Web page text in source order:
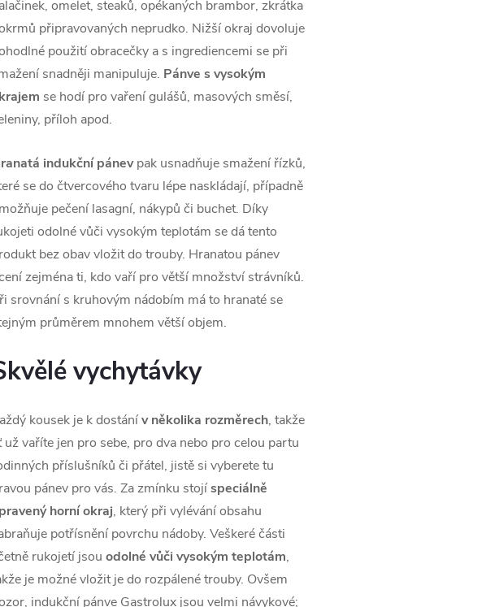
omelet, steaků, opékaných brambor, zkrátka
připravovaných neprudko. Nižší okraj dovoluje
použití obracečky a s ingrediencemi se při
snadněji manipuluje. Pánve s vysokým
se hodí pro vaření gulášů, masových směsí,
příloh apod.
indukční pánev pak usnadňuje smažení řízků,
se do čtvercového tvaru lépe naskládají, případně
pečení lasagní, nákypů či buchet. Díky
odolné vůči vysokým teplotám se dá tento
bez obav vložit do trouby. Hranatou pánev
zejména ti, kdo vaří pro větší množství strávníků.
srovnání s kruhovým nádobím má to hranaté se
průměrem mnohem větší objem.
vychytávky
kousek je k dostánív několika rozměrech, takže
už vaříte jen pro sebe, pro dva nebo pro celou partu
příslušníků či přátel, jistě si vyberete tu
pánev pro vás. Za zmínku stojíspeciálně
horní okraj, který při vylévání obsahu
potřísnění povrchu nádoby. Veškeré části
rukojetí jsou odolné vůči vysokým teplotám,
je možné vložit je do rozpálené trouby. Ovšem
indukční pánve Gastrolux jsou velmi návykové;